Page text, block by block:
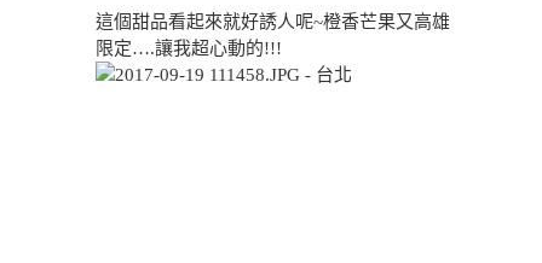
這個甜品看起來就好誘人呢~橙香芒果又高雄
限定….讓我超心動的!!!